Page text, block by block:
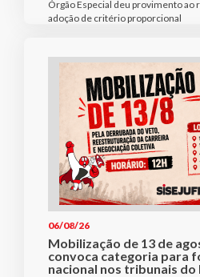
Órgão Especial deu provimento ao
adoção de critério proporcional
06/08/26
Mobilização de 13 de
convoca categoria para
nacional nos tribunais do